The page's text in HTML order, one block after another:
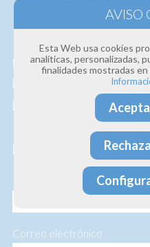
productos y servicios,
hagamos un presupuesto
hacemos sin ningún
Profesionalidad ·
Correo electrónico
Esta Web usa cookies
analíticas, personalizadas,
finalidades mostradas